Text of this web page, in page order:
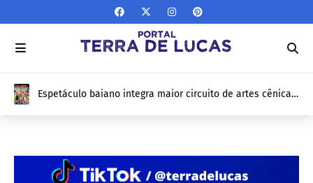
Espetáculo baiano integra maior circuito de artes cênicas